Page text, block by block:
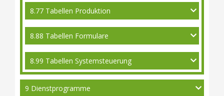
8.77 Tabellen Produktion
8.88 Tabellen Formulare
8.99 Tabellen Systemsteuerung
9 Dienstprogramme